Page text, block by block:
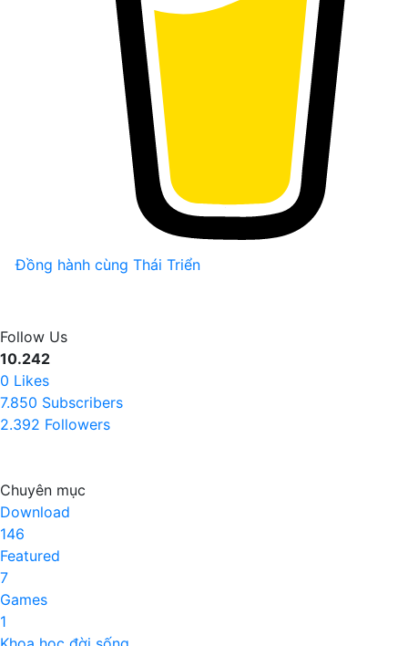
Đồng hành cùng Thái Triển
Follow Us
10.242
0 Likes
7.850 Subscribers
2.392 Followers
Chuyên mục
Download
146
Featured
7
Games
1